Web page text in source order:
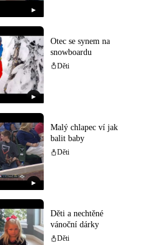
▶
▶
Otec se synem na
snowboardu
Děti
▶
Malý chlapec ví jak
balit baby
Děti
Děti a nechtěné
vánoční dárky
Děti